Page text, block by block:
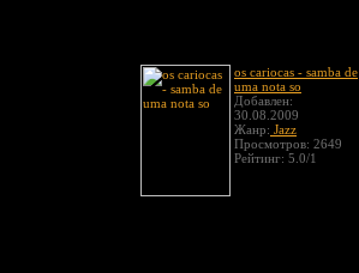
os cariocas - samba de
uma nota so
Добавлен:
30.08.2009
Жанр: Jazz
Просмотров: 2649
Рейтинг: 5.0/1